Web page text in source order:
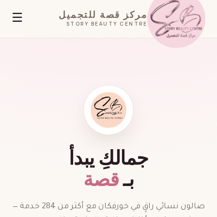
مركز قصة للتجميل
STORY BEAUTY CENTRE
☰
جمالكِ يبدأ
بـقصة
صالون نسائي راقٍ في خورفكان مع أكثر من 284 خدمة —